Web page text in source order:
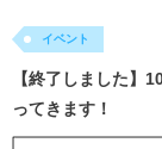
イベント
【終了しました
ってきます！